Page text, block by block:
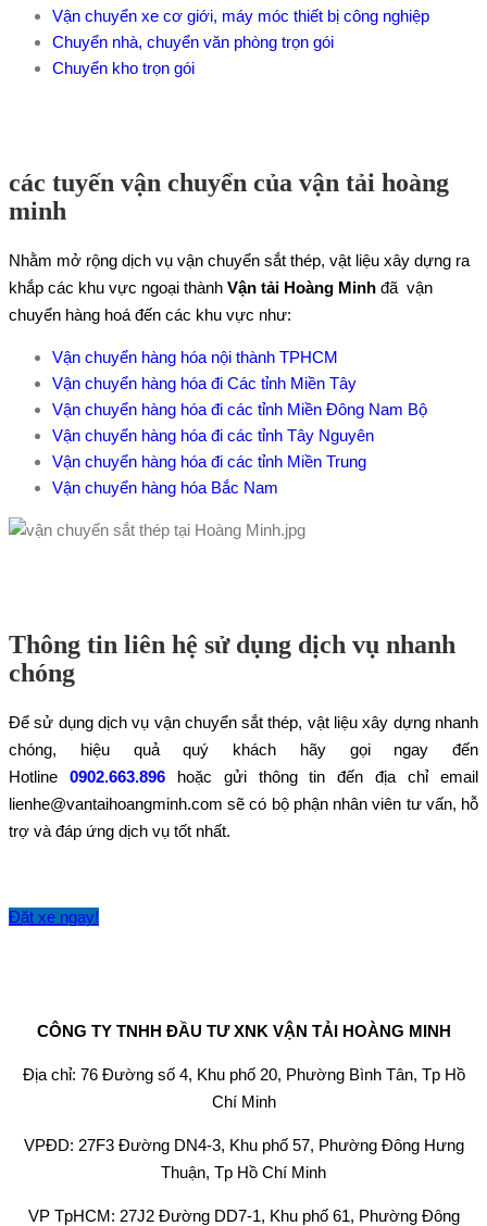
Vận chuyển xe cơ giới, máy móc thiết bị công nghiệp
Chuyển nhà, chuyển văn phòng trọn gói
Chuyển kho trọn gói
các tuyến vận chuyển của vận tải hoàng
minh
Nhằm mở rộng dịch vụ vận chuyển sắt thép, vật liệu xây dựng ra
khắp các khu vực ngoại thành Vận tải Hoàng Minh đã vận
chuyển hàng hoá đến các khu vực như:
Vận chuyển hàng hóa nội thành TPHCM
Vận chuyển hàng hóa đi Các tỉnh Miền Tây
Vận chuyển hàng hóa đi các tỉnh Miền Đông Nam Bộ
Vận chuyển hàng hóa đi các tỉnh Tây Nguyên
Vận chuyển hàng hóa đi các tỉnh Miền Trung
Vận chuyển hàng hóa Bắc Nam
Thông tin liên hệ sử dụng dịch vụ nhanh
chóng
Để sử dụng dịch vụ vận chuyển sắt thép, vật liệu xây dựng nhanh
chóng, hiệu quả quý khách hãy gọi ngay đến
Hotline 0902.663.896
hoặc gửi thông tin đến địa chỉ email
lienhe@vantaihoangminh.com sẽ có bộ phận nhân viên tư vấn, hỗ
trợ và đáp ứng dịch vụ tốt nhất.
Đặt xe ngay!
CÔNG TY TNHH ĐẦU TƯ XNK VẬN TẢI HOÀNG MINH
Địa chỉ: 76 Đường số 4, Khu phố 20, Phường Bình Tân, Tp Hồ
Chí Minh
VPĐD: 27F3 Đường DN4-3, Khu phố 57, Phường Đông Hưng
Thuận, Tp Hồ Chí Minh
VP TpHCM: 27J2 Đường DD7-1, Khu phố 61, Phường Đông